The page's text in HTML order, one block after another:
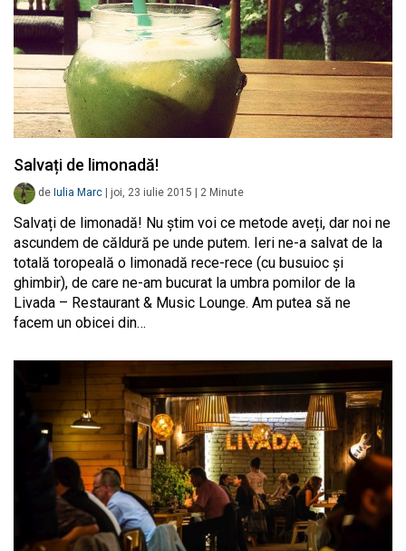
Salvați de limonadă!
de Iulia Marc joi, 23 iulie 2015 2 Minute
Salvați de limonadă! Nu știm voi ce metode aveți, dar noi ne
ascundem de căldură pe unde putem. Ieri ne-a salvat de la
totală toropeală o limonadă rece-rece (cu busuioc și
ghimbir), de care ne-am bucurat la umbra pomilor de la
Livada – Restaurant & Music Lounge. Am putea să ne
facem un obicei din…